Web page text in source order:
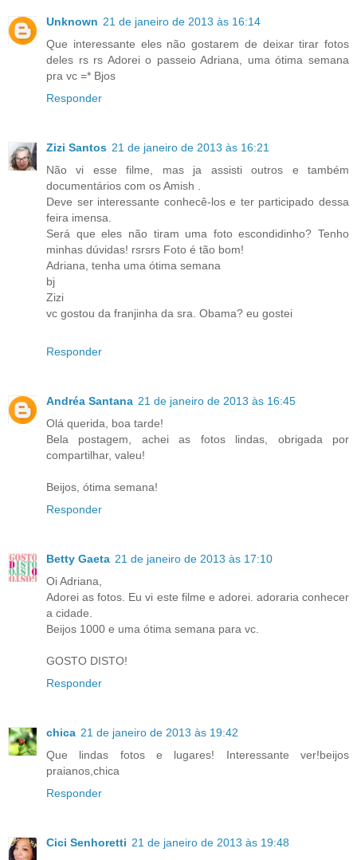
Unknown 21 de janeiro de 2013 às 16:14
Que interessante eles não gostarem de deixar tirar fotos
deles rs rs Adorei o passeio Adriana, uma ótima semana
pra vc =* Bjos
Responder
Zizi Santos 21 de janeiro de 2013 às 16:21
Não vi esse filme, mas ja assisti outros e também
documentários com os Amish .
Deve ser interessante conhecê-los e ter participado dessa
feira imensa.
Será que eles não tiram uma foto escondidinho? Tenho
minhas dúvidas! rsrsrs Foto é tão bom!
Adriana, tenha uma ótima semana
bj
Zizi
vc gostou da franjinha da sra. Obama? eu gostei
Responder
Andréa Santana 21 de janeiro de 2013 às 16:45
Olá querida, boa tarde!
Bela postagem, achei as fotos lindas, obrigada por
compartilhar, valeu!
Beijos, ótima semana!
Responder
Betty Gaeta 21 de janeiro de 2013 às 17:10
Oi Adriana,
Adorei as fotos. Eu vi este filme e adorei. adoraria conhecer
a cidade.
Beijos 1000 e uma ótima semana para vc.
GOSTO DISTO!
Responder
chica 21 de janeiro de 2013 às 19:42
Que lindas fotos e lugares! Interessante ver!beijos
praianos,chica
Responder
Cici Senhoretti 21 de janeiro de 2013 às 19:48